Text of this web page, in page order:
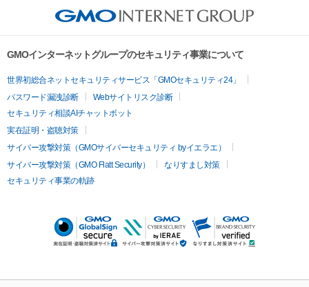
GMOインターネットグループのセキュリティ事業について
世界初総合ネットセキュリティサービス「GMOセキュリティ24」
パスワード漏洩診断
Webサイトリスク診断
セキュリティ相談AIチャットボット
実在証明・盗聴対策
サイバー攻撃対策（GMOサイバーセキュリティ byイエラエ）
サイバー攻撃対策（GMO Flatt Security）
なりすまし対策
セキュリティ事業の軌跡